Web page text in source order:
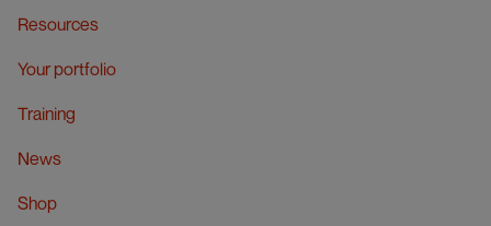
Resources
Your portfolio
Training
News
Shop